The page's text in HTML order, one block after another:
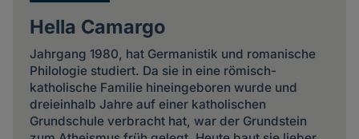
Hella Camargo
Jahrgang 1980, hat Germanistik und romanische
Philologie studiert. Da sie in eine römisch-
katholische Familie hineingeboren wurde und
dreieinhalb Jahre auf einer katholischen
Grundschule verbracht hat, war der Grundstein